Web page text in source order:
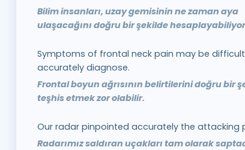
Bilim insanları, uzay gemisinin ne zaman aya
ulaşacağını doğru bir şekilde
Symptoms of frontal neck pain may be
accurately diagnose.
Frontal boyun ağrısının belirtilerini doğru bir
teşhis etmek zor olabilir.
Our radar pinpointed accurately the attacking
Radarımız saldıran uçakları tam olarak